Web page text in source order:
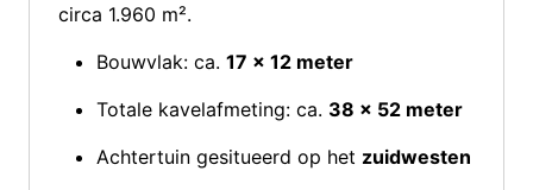
circa 1.960 m².
Bouwvlak: ca. 17 x 12 meter
Totale kavelafmeting: ca. 38 x 52 meter
Achtertuin gesitueerd op het zuidwesten